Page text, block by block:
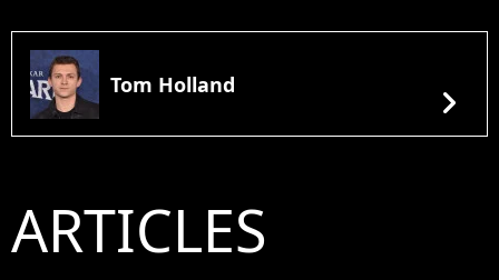
Tom Holland chevron_right
ARTICLES